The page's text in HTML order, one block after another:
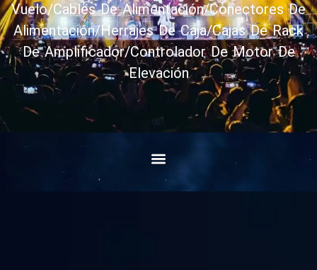
Vuelo/Cables De Alimentación/Conectores De
Alimentación/Herrajes De Caja/Cajas De Rack
De Amplificador/Controlador De Motor De
Elevación